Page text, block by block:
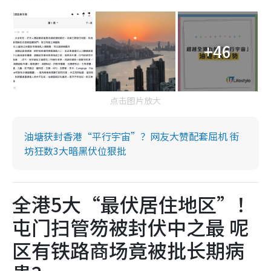
+46
点击图片放大
油塘获封香港“平行宇宙”？网友大赞配套屈机 街
坊狂数3大暗黑伏位狠批
全港5大“最伏居住地区”！
屯门扫管笏被封伏中之最 呢
区有铁路商场竟被批长期病